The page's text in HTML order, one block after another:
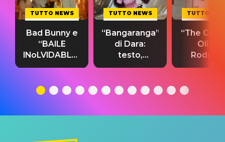
TUTTO NEWS
Bad Bunny e
“BAILE
INoLVIDABLE”:
testo,
significato
TUTTO NEWS
“Bangaranga”
di Dara:
testo,
traduzione e
del singolo
TUTTO
“The
Olivia
testo,